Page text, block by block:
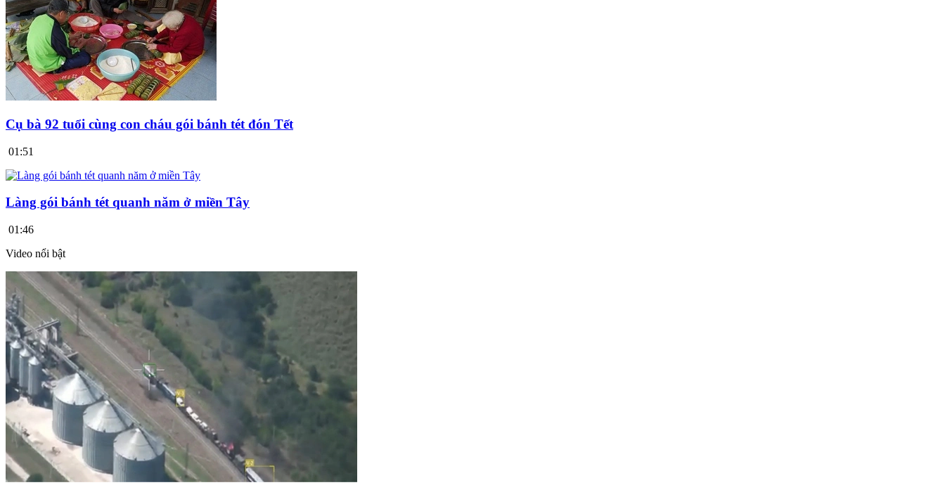
Cụ bà 92 tuổi cùng con cháu gói bánh tét đón Tết
01:51
Làng gói bánh tét quanh năm ở miền Tây
01:46
Video nổi bật